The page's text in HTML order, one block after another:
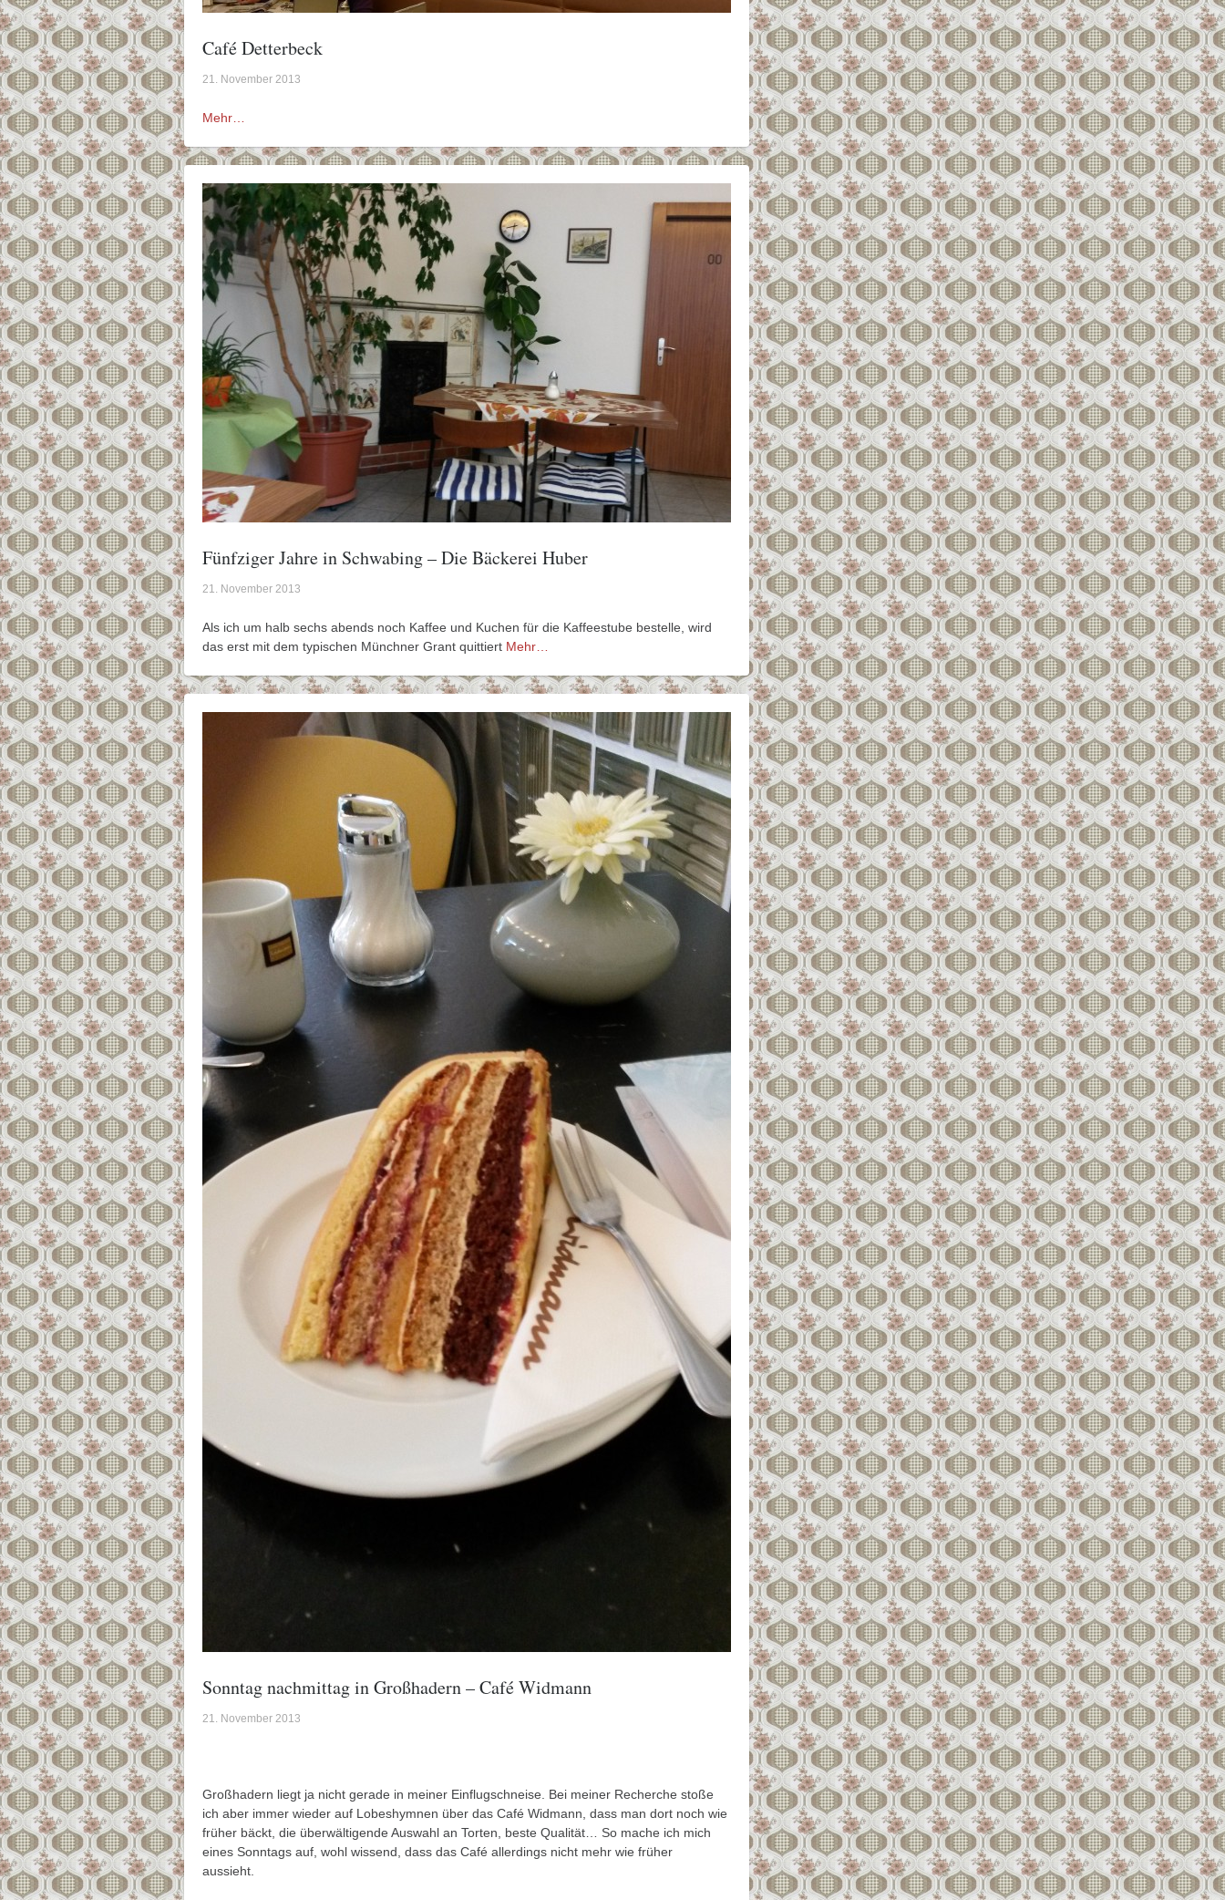
Café Detterbeck
21. November 2013
Mehr…
Fünfziger Jahre in Schwabing – Die Bäckerei Huber
21. November 2013
Als ich um halb sechs abends noch Kaffee und Kuchen für die Kaffeestube bestelle, wird
das erst mit dem typischen Münchner Grant quittiert Mehr…
Sonntag nachmittag in Großhadern – Café Widmann
21. November 2013
Großhadern liegt ja nicht gerade in meiner Einflugschneise. Bei meiner Recherche stoße
ich aber immer wieder auf Lobeshymnen über das Café Widmann, dass man dort noch wie
früher bäckt, die überwältigende Auswahl an Torten, beste Qualität… So mache ich mich
eines Sonntags auf, wohl wissend, dass das Café allerdings nicht mehr wie früher
aussieht.